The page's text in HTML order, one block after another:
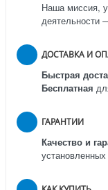
Наша миссия,
деятельности
ДОСТАВКА И
Быстрая
Бесплатная
ГАРАНТИИ
Качество и